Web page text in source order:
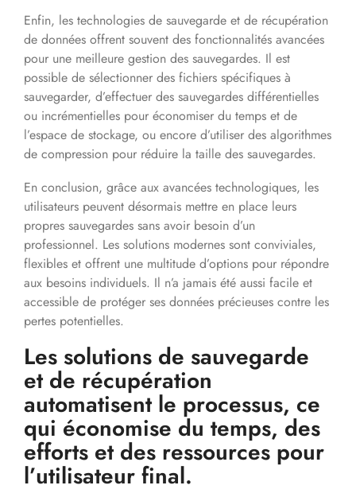
Enfin, les technologies de sauvegarde et de récupération
de données offrent souvent des fonctionnalités avancées
pour une meilleure gestion des sauvegardes. Il est
possible de sélectionner des fichiers spécifiques à
sauvegarder, d’effectuer des sauvegardes différentielles
ou incrémentielles pour économiser du temps et de
l’espace de stockage, ou encore d’utiliser des algorithmes
de compression pour réduire la taille des sauvegardes.
En conclusion, grâce aux avancées technologiques, les
utilisateurs peuvent désormais mettre en place leurs
propres sauvegardes sans avoir besoin d’un
professionnel. Les solutions modernes sont conviviales,
flexibles et offrent une multitude d’options pour répondre
aux besoins individuels. Il n’a jamais été aussi facile et
accessible de protéger ses données précieuses contre les
pertes potentielles.
Les solutions de sauvegarde
et de récupération
automatisent le processus, ce
qui économise du temps, des
efforts et des ressources pour
l’utilisateur final.